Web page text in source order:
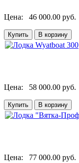
Цена: 46 000.00 руб.
Цена: 58 000.00 руб.
Цена: 77 000.00 руб.